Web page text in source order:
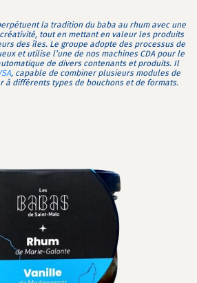
la tradition du baba au rhum avec une
tout en mettant en valeur les produits
des îles. Le groupe adopte des processus de
et utilise l’une de nos machines CDA pour le
de divers contenants et produits. Il
, capable de combiner plusieurs modules de
à différents types de bouchons et de formats.